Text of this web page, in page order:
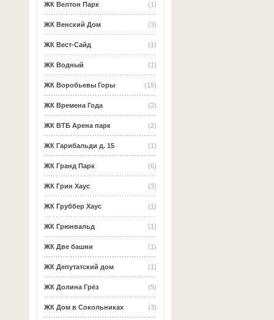
(1)
ЖК Велтон Парк
(3)
ЖК Венский Дом
(1)
ЖК Вест-Сайд
(1)
ЖК Водный
(19)
ЖК Воробьевы Горы
(2)
ЖК Времена Года
(2)
ЖК ВТБ Арена парк
(1)
ЖК Гарибальди д. 15
(6)
ЖК Гранд Парк
(3)
ЖК Грин Хаус
(1)
ЖК Груббер Хаус
(1)
ЖК Грюнвальд
(1)
ЖК Две башни
(1)
ЖК Депутатский дом
(5)
ЖК Долина Грёз
(3)
ЖК Дом в Сокольниках